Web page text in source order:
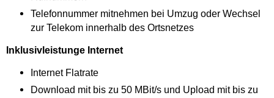
Telefonnummer mitnehmen bei Umzug oder Wechsel
zur Telekom innerhalb des Ortsnetzes
Inklusivleistunge Internet
Internet Flatrate
Download mit bis zu 50 MBit/s und Upload mit bis zu